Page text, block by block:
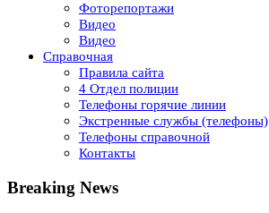
Фоторепортажи
Видео
Видео
Справочная
Правила сайта
4 Отдел полиции
Телефоны горячие линии
Экстренные службы (телефоны)
Телефоны справочной
Контакты
Breaking News